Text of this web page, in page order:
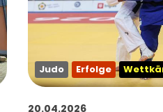
Judo Erfolge
20.04.2026